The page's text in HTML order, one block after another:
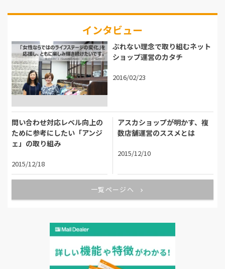
インタビュー
ぶれない理念で取り組むネット
ショップ運営のカタチ
2016/02/23
問い合わせ対応レベル向上の
ために参考にしたい「アンジ
ェ」の取り組み
2015/12/18
アスカショップが明かす、複
数店舗運営のススメとは
2015/12/10
一覧ページへ